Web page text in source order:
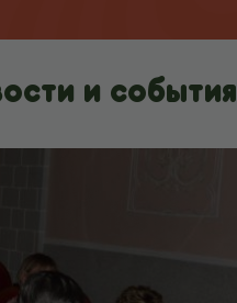
и события